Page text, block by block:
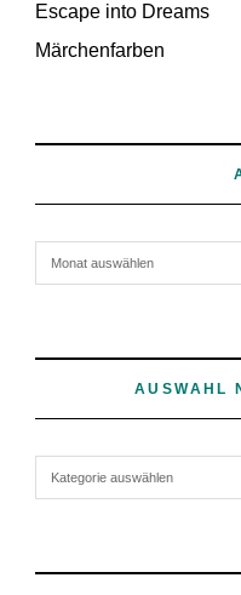
Escape into Dreams
Märchenfarben
AUSWAHL